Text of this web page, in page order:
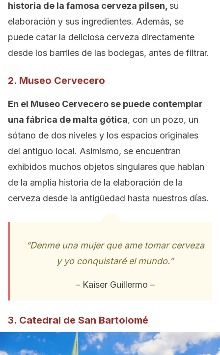
historia de la famosa cerveza pilsen, su
elaboración y sus ingredientes. Además, se
puede catar la deliciosa cerveza directamente
desde los barriles de las bodegas, antes de filtrar.
2. Museo Cervecero
En el Museo Cervecero se puede contemplar
una fábrica de malta gótica, con un pozo, un
sótano de dos niveles y los espacios originales
del antiguo local. Asimismo, se encuentran
exhibidos muchos objetos singulares que hablan
de la amplia historia de la elaboración de la
cerveza desde la antigüedad hasta nuestros días.
“Denme una mujer que ame tomar cerveza
y yo conquistaré el mundo.”
– Kaiser Guillermo –
3. Catedral de San Bartolomé